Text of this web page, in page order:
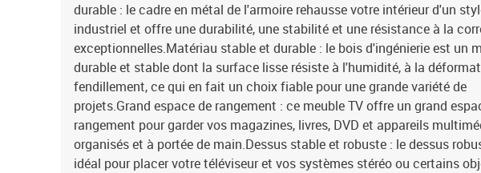
durable : le cadre en métal de l'armoire rehausse votre intérieur d'un
industriel et offre une durabilité, une stabilité et une résistance à la
exceptionnelles.Matériau stable et durable : le bois d'ingénierie est un
durable et stable dont la surface lisse résiste à l'humidité, à la
fendillement, ce qui en fait un choix fiable pour une grande variété de
projets.Grand espace de rangement : ce meuble TV offre un grand
rangement pour garder vos magazines, livres, DVD et appareils
organisés et à portée de main.Dessus stable et robuste : le dessus
idéal pour placer votre téléviseur et vos systèmes stéréo ou certains